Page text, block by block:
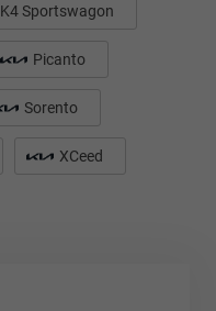
K4 Sportswagon
Picanto
Sorento
XCeed